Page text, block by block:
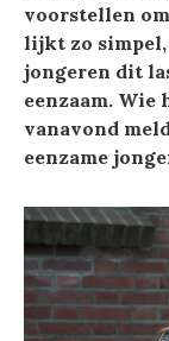
voorstellen
lijkt zo
jongeren dit
eenzaam.
vanavond
eenzame